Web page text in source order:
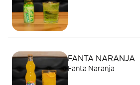
FANTA NARANJA
Fanta Naranja